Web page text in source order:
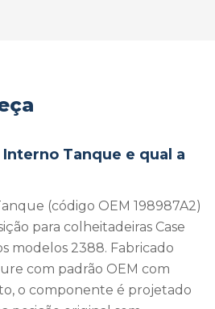
Tanque e qual a
(código OEM 198987A2)
para colheitadeiras Case
modelos 2388. Fabricado
com padrão OEM com
o componente é projetado